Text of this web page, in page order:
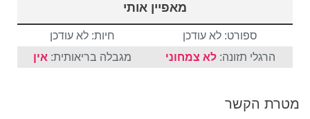
מאפיין אותי
ספורט: לא עודכן
חיות: לא עודכן
הרגלי תזונה:לא צמחוני מגבלה בריאותית: אין
מטרת הקשר